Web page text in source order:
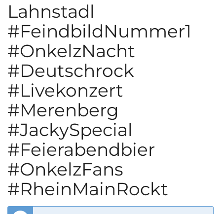
Lahnstadl
#FeindbildNummer1
#OnkelzNacht
#Deutschrock
#Livekonzert
#Merenberg
#JackySpecial
#Feierabendbier
#OnkelzFans
#RheinMainRockt